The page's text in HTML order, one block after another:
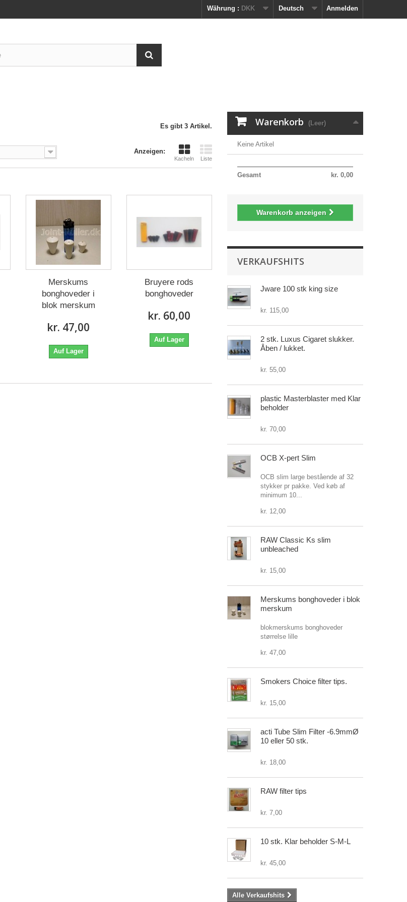
Anmelden
Deutsch
Währung : DKK
Es gibt 3 Artikel.
Anzeigen:
Kacheln Liste
Merskums
bonghoveder i
blok merskum
kr. 47,00
Auf Lager
Bruyere rods
bonghoveder
kr. 60,00
Auf Lager
Warenkorb (Leer)
Keine Artikel
kr. 0,00
Gesamt
Warenkorb anzeigen
VERKAUFSHITS
Jware 100 stk king size
kr. 115,00
2 stk. Luxus Cigaret slukker.
Åben / lukket.
kr. 55,00
plastic Masterblaster med Klar
beholder
kr. 70,00
OCB X-pert Slim
OCB slim large bestående af 32
stykker pr pakke. Ved køb af
minimum 10...
kr. 12,00
RAW Classic Ks slim
unbleached
kr. 15,00
Merskums bonghoveder i blok
merskum
blokmerskums bonghoveder
størrelse lille
kr. 47,00
Smokers Choice filter tips.
kr. 15,00
acti Tube Slim Filter -6.9mmØ
10 eller 50 stk.
kr. 18,00
RAW filter tips
kr. 7,00
10 stk. Klar beholder S-M-L
kr. 45,00
Alle Verkaufshits